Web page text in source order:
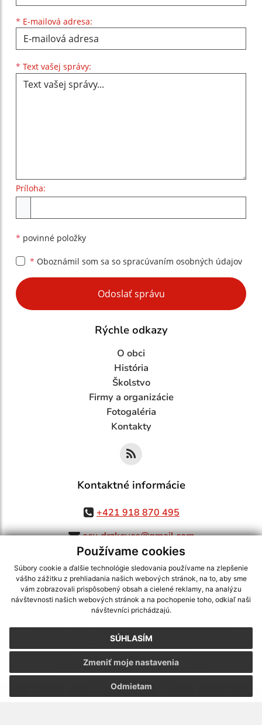
Používame cookies
Súbory cookie a ďalšie technológie sledovania používame na zlepšenie
vášho zážitku z prehliadania našich webových stránok, na to, aby sme
vám zobrazovali prispôsobený obsah a cielené reklamy, na analýzu
návštevnosti našich webových stránok a na pochopenie toho, odkiaľ naši
návštevníci prichádzajú.
SÚHLASÍM
Odmietam
Zmeniť moje nastavenia
* E-mailová adresa:
* Text vašej správy:
Príloha:
* povinné položky
* Oboznámil som sa so spracúvaním osobných údajov
Google reCaptcha Response
Odoslať správu
Rýchle odkazy
O obci
História
Školstvo
Firmy a organizácie
Fotogaléria
Kontakty
Kontaktné informácie
+421 918 870 495
ocu.drzkovce@gmail.com
využite možnosť získavania aktuálnych informácií s využitím RSS
CMS systém (redakčný) systém ECHELON 2,Mapa stránok,web portál
webex.digital, s.r.o.,domény,registrácia domény
Posledná aktualizácia:26.05.2026
Vytlačiť stránku|Vyhlásenie o prístupnosti